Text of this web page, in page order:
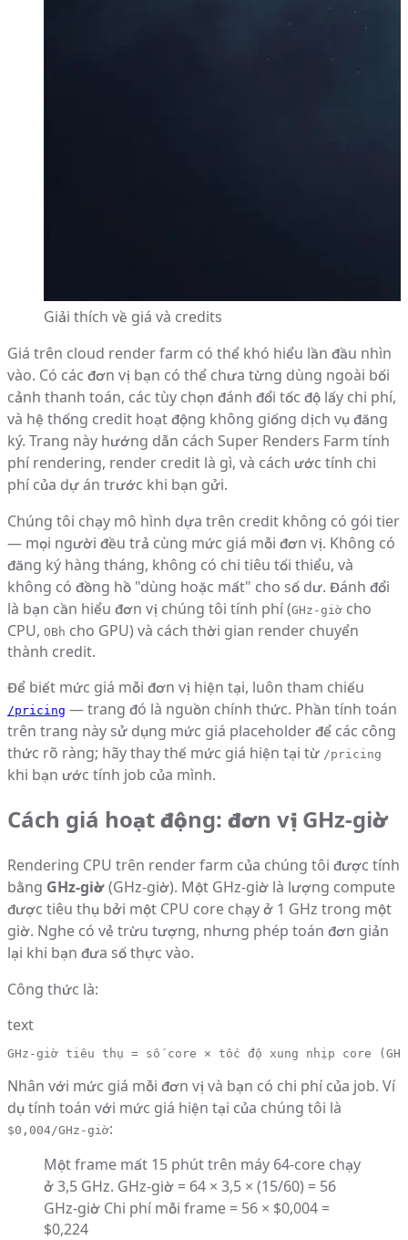
Giải thích về giá và credits
Giá trên cloud render farm có thể khó hiểu lần đầu nhìn
vào. Có các đơn vị bạn có thể chưa từng dùng ngoài bối
cảnh thanh toán, các tùy chọn đánh đổi tốc độ lấy chi phí,
và hệ thống credit hoạt động không giống dịch vụ đăng
ký. Trang này hướng dẫn cách Super Renders Farm tính
phí rendering, render credit là gì, và cách ước tính chi
phí của dự án trước khi bạn gửi.
Chúng tôi chạy mô hình dựa trên credit không có gói tier
— mọi người đều trả cùng mức giá mỗi đơn vị. Không có
đăng ký hàng tháng, không có chi tiêu tối thiểu, và
không có đồng hồ "dùng hoặc mất" cho số dư. Đánh đổi
là bạn cần hiểu đơn vị chúng tôi tính phí (GHz-giờ cho
CPU, OBh cho GPU) và cách thời gian render chuyển
thành credit.
Để biết mức giá mỗi đơn vị hiện tại, luôn tham chiếu
/pricing — trang đó là nguồn chính thức. Phần tính toán
trên trang này sử dụng mức giá placeholder để các công
thức rõ ràng; hãy thay thế mức giá hiện tại từ /pricing
khi bạn ước tính job của mình.
Cách giá hoạt động: đơn vị GHz-giờ
Rendering CPU trên render farm của chúng tôi được tính
bằng GHz-giờ(GHz-giờ). Một GHz-giờ là lượng compute
được tiêu thụ bởi một CPU core chạy ở 1 GHz trong một
giờ. Nghe có vẻ trừu tượng, nhưng phép toán đơn giản
lại khi bạn đưa số thực vào.
Công thức là:
text
GHz-giờ tiêu thụ = số core × tốc độ xung nhịp core
Nhân với mức giá mỗi đơn vị và bạn có chi phí của job. Ví
dụ tính toán với mức giá hiện tại của chúng tôi là
$0,004/GHz-giờ:
Một frame mất 15 phút trên máy 64-core chạy
ở 3,5 GHz. GHz-giờ = 64 × 3,5 × (15/60) = 56
GHz-giờ Chi phí mỗi frame = 56 × $0,004 =
$0,224